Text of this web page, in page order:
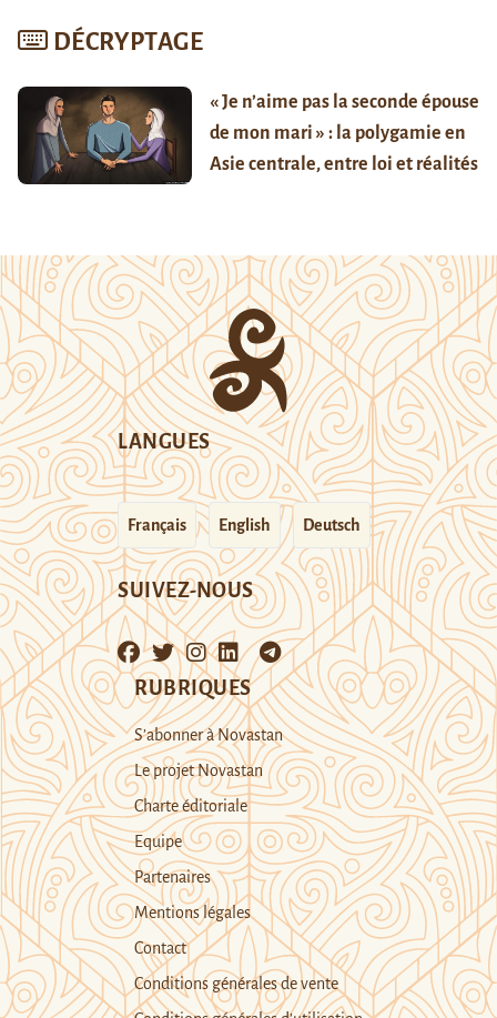
DÉCRYPTAGE
« Je n’aime pas la seconde épouse
de mon mari » : la polygamie en
Asie centrale, entre loi et réalités
LANGUES
Français English Deutsch
SUIVEZ-NOUS
RUBRIQUES
S’abonner à Novastan
Le projet Novastan
Charte éditoriale
Equipe
Partenaires
Mentions légales
Contact
Conditions générales de vente